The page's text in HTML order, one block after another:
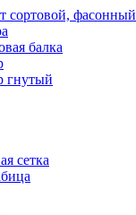
сортовой, фасонный
балка
гнутый
сетка